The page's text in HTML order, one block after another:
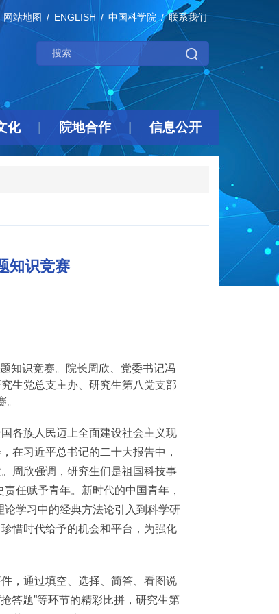
网站地图 ENGLISH 中国科学院 联系我们
化 院地合作 信息公开
知识竞赛
知识竞赛。院长周欣、党委书记冯
生党总支主办、研究生第八党支部
各族人民迈上全面建设社会主义现
在习近平总书记的二十大报告中，
周欣强调，研究生们是祖国科技事
任赋予青年。新时代的中国青年，
学习中的经典方法论引入到科学研
惜时代给予的机会和平台，为强化
，通过填空、选择、简答、看图说
答题”等环节的精彩比拼，研究生第